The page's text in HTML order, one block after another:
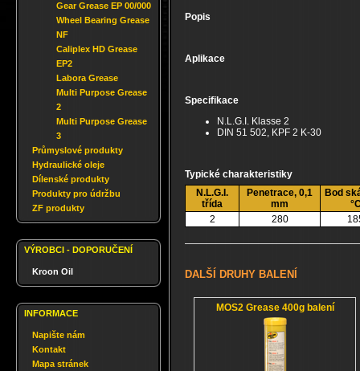
Gear Grease EP 00/000
Wheel Bearing Grease
NF
Caliplex HD Grease
EP2
Labora Grease
Multi Purpose Grease
2
Multi Purpose Grease
3
Průmyslové produkty
Hydraulické oleje
Dílenské produkty
Produkty pro údržbu
ZF produkty
VÝROBCI - DOPORUČENÍ
Kroon Oil
INFORMACE
Napište nám
Kontakt
Mapa stránek
Popis
Aplikace
Specifikace
N.L.G.I. Klasse 2
DIN 51 502, KPF 2 K-30
Typické charakteristiky
N.L.G.I.
třída
Penetrace, 0,1
mm
Bod
2
280
DALŠÍ DRUHY BALENÍ
MOS2 Grease 400g balení